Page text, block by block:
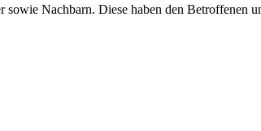
Nachbarn. Diese haben den Betroffenen